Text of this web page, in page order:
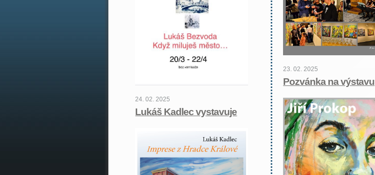
24. 02. 2025
Lukáš Kadlec vystavuje
23. 02. 2025
Pozvánka na výstavu